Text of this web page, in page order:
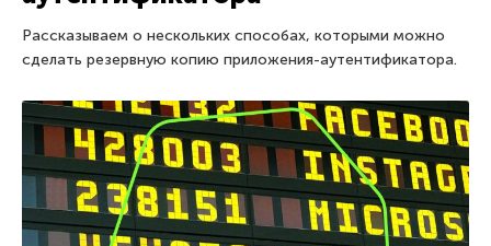
Рассказываем о нескольких способах, которыми можно
сделать резервную копию приложения-аутентификатора.